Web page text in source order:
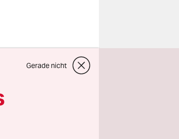
Gerade nicht